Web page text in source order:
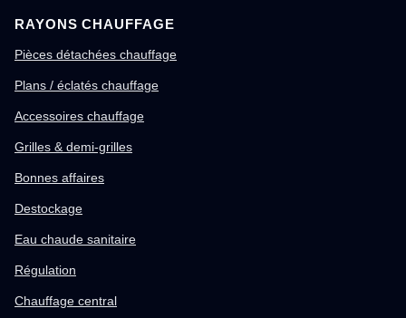
RAYONS CHAUFFAGE
Pièces détachées chauffage
Plans / éclatés chauffage
Accessoires chauffage
Grilles & demi-grilles
Bonnes affaires
Destockage
Eau chaude sanitaire
Régulation
Chauffage central